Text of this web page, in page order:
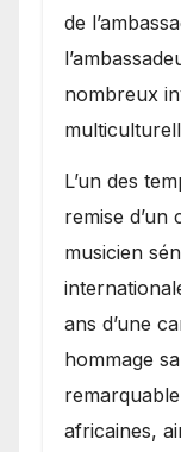
de
nombreux
​L’un des
remise
musicien
ans d’une
hommage
africaines,